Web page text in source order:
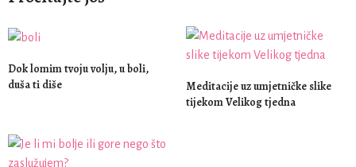
Dok lomim tvoju volju, u boli,
duša ti diše
Meditacije uz umjetničke slike
tijekom Velikog tjedna